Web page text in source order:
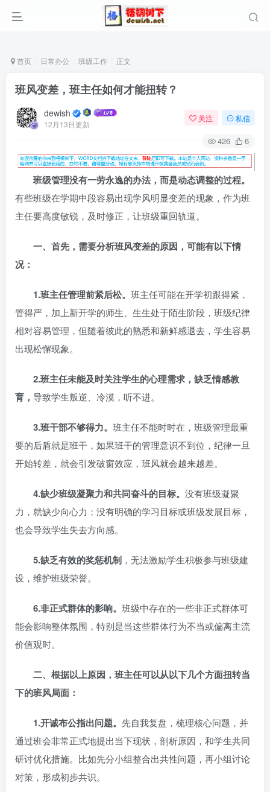
首页 日常办公 班级工作 正文
班风变差，班主任如何才能扭转？
dewish
12月13日更新
关注 私信
426 6
班级管理没有一劳永逸的办法，而是动态调整的过程。
有些班级在学期中段容易出现学风明显变差的现象，作为班
主任要高度敏锐，及时修正，让班级重回轨道。
一、首先，需要分析班风变差的原因，可能有以下情
况：
1.班主任管理前紧后松。 班主任可能在开学初跟得紧，
管得严，加上新开学的师生、生生处于陌生阶段，班级纪律
相对容易管理，但随着彼此的熟悉和新鲜感退去，学生容易
出现松懈现象。
2.班主任未能及时关注学生的心理需求，缺乏情感教
育， 导致学生叛逆、冷漠，听不进。
3.班干部不够得力。 班主任不能时时在，班级管理最重
要的后盾就是班干，如果班干的管理意识不到位，纪律一旦
开始转差，就会引发破窗效应，班风就会越来越差。
4.缺少班级凝聚力和共同奋斗的目标。 没有班级凝聚
力，就缺少向心力；没有明确的学习目标或班级发展目标，
也会导致学生失去方向感。
5.缺乏有效的奖惩机制 ，无法激励学生积极参与班级建
设，维护班级荣誉。
6.非正式群体的影响。 班级中存在的一些非正式群体可
能会影响整体氛围，特别是当这些群体行为不当或偏离主流
价值观时。
二、根据以上原因，班主任可以从以下几个方面扭转当
下的班风局面：
1.开诚布公指出问题。 先自我复盘，梳理核心问题，并
通过班会非常正式地提出当下现状，剖析原因，和学生共同
研讨优化措施。比如先分小组整合出共性问题，再小组讨论
对策，形成初步共识。